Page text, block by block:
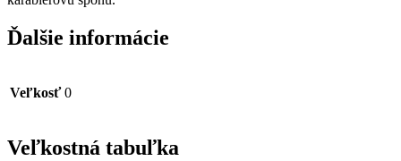
Ďalšie informácie
Veľkosť 0
Veľkostná tabuľka